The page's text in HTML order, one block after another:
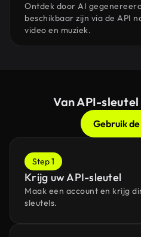
Ontdek door AI
beschikbaar zijn via de API
video en muziek.
Van API-
Gebruik
Step 1
Krijg uw API-sleutel
Maak een account en krijg
sleutels.